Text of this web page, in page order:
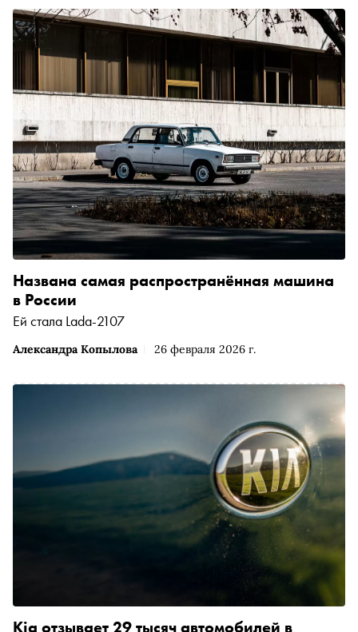
Александра Копылова 26 февраля 2026 г.
Названа самая распространённая машина
в России
Ей стала Lada-2107
Kia отзывает 29 тысяч автомобилей в